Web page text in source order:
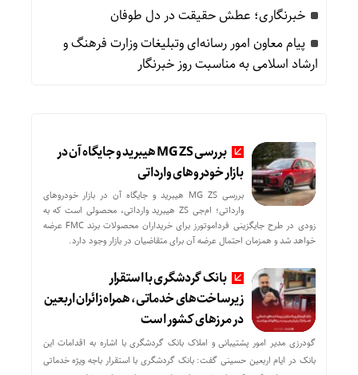
خبرنگاری؛ عطش حقیقت در دل طوفان
پیام معاون امور رسانه‌ای وتبلیغات وزارت فرهنگ و
ارشاد اسلامی به مناسبت روز خبرنگار
بررسی MG ZS هیبرید و جایگاه آن در
بازار خودروهای وارداتی
بررسی MG ZS هیبرید و جایگاه آن در بازار خودروهای
وارداتی؛ ام‌جی ZS هیبرید وارداتی، محصولی است که به
زودی در طرح جایگزینی فرداموتورز برای خریداران محصولات برند FMC عرضه
خواهد شد و همزمان احتمال عرضه آن برای متقاضیان در بازار وجود دارد.
بانک گردشگری با استقرار
زیرساخت‌های خدماتی، همراه زائران اربعین
در مرزهای کشور است
گودرزی مدیر امور پشتیبانی و املاک بانک گردشگری با اشاره به اقدامات این
بانک در ایام اربعین حسینی گفت: بانک گردشگری با استقرار باجه ویژه خدماتی